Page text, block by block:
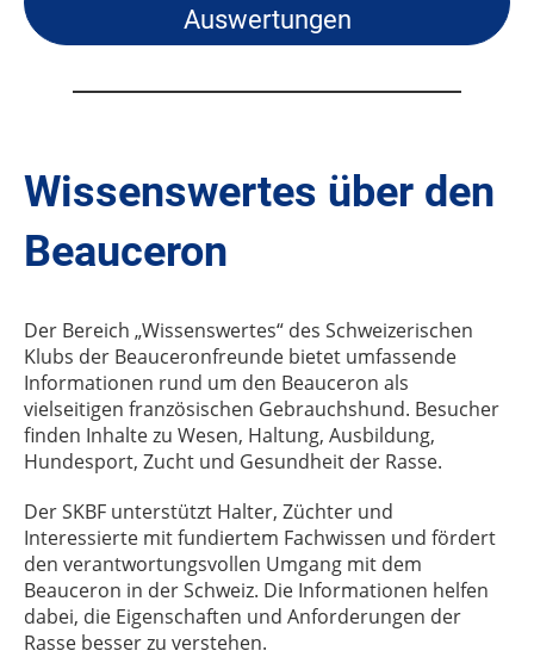
Auswertungen
Wissenswertes über den
Beauceron
Der Bereich „Wissenswertes“ des Schweizerischen
Klubs der Beauceronfreunde bietet umfassende
Informationen rund um den Beauceron als
vielseitigen französischen Gebrauchshund. Besucher
finden Inhalte zu Wesen, Haltung, Ausbildung,
Hundesport, Zucht und Gesundheit der Rasse.
Der SKBF unterstützt Halter, Züchter und
Interessierte mit fundiertem Fachwissen und fördert
den verantwortungsvollen Umgang mit dem
Beauceron in der Schweiz. Die Informationen helfen
dabei, die Eigenschaften und Anforderungen der
Rasse besser zu verstehen.